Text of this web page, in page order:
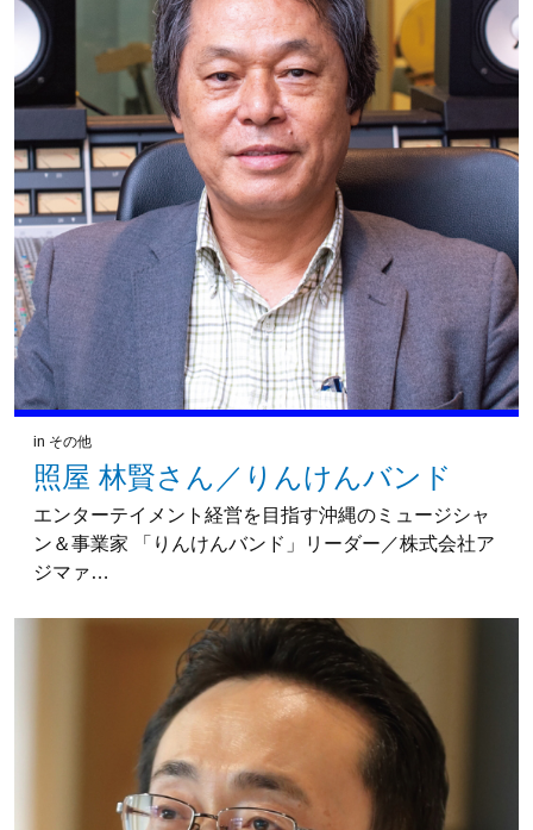
in その他
照屋 林賢さん／りんけんバンド
エンターテイメント経営を目指す沖縄のミュージシャ
ン＆事業家 「りんけんバンド」リーダー／株式会社ア
ジマァ…